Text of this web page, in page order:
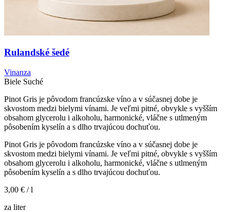
Rulandské šedé
Vinanza
Biele Suché
Pinot Gris je pôvodom francúzske víno a v súčasnej dobe je
skvostom medzi bielymi vínami. Je veľmi pitné, obvykle s vyšším
obsahom glycerolu i alkoholu, harmonické, vláčne s utlmeným
pôsobením kyselín a s dlho trvajúcou dochuťou.
Pinot Gris je pôvodom francúzske víno a v súčasnej dobe je
skvostom medzi bielymi vínami. Je veľmi pitné, obvykle s vyšším
obsahom glycerolu i alkoholu, harmonické, vláčne s utlmeným
pôsobením kyselín a s dlho trvajúcou dochuťou.
3,00 € / l
za liter